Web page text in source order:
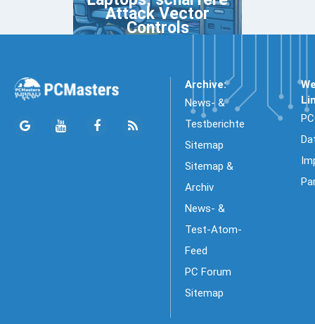
Attack Vector
Controls
Archive:
News- &
Testberichte
Sitemap
Sitemap &
Archiv
News- &
Test-Atom-
Feed
PC Forum
Sitemap